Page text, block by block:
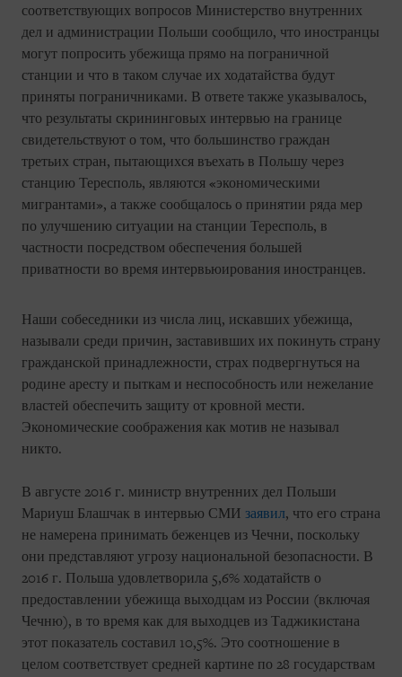
соответствующих вопросов Министерство внутренних
дел и администрации Польши сообщило, что иностранцы
могут попросить убежища прямо на пограничной
станции и что в таком случае их ходатайства будут
приняты пограничниками. В ответе также указывалось,
что результаты скрининговых интервью на границе
свидетельствуют о том, что большинство граждан
третьих стран, пытающихся въехать в Польшу через
станцию Тересполь, являются «экономическими
мигрантами», а также сообщалось о принятии ряда мер
по улучшению ситуации на станции Тересполь, в
частности посредством обеспечения большей
приватности во время интервьюирования иностранцев.
Наши собеседники из числа лиц, искавших убежища,
называли среди причин, заставивших их покинуть страну
гражданской принадлежности, страх подвергнуться на
родине аресту и пыткам и неспособность или нежелание
властей обеспечить защиту от кровной мести.
Экономические соображения как мотив не называл
никто.
В августе 2016 г. министр внутренних дел Польши
Мариуш Блашчак в интервью СМИ заявил, что его страна
не намерена принимать беженцев из Чечни, поскольку
они представляют угрозу национальной безопасности. В
2016 г. Польша удовлетворила 5,6% ходатайств о
предоставлении убежища выходцам из России (включая
Чечню), в то время как для выходцев из Таджикистана
этот показатель составил 10,5%. Это соотношение в
целом соответствует средней картине по 28 государствам